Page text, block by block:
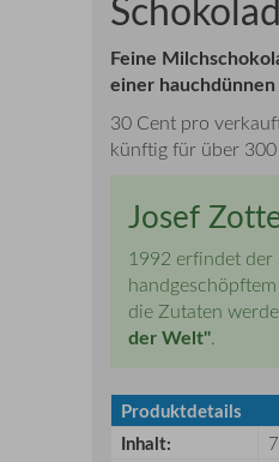
Feine
einer
30 Cent pro
künftig für über
Josef
1992 erfindet der
die Zutaten
der Welt".
Produktdetails
Inhalt: